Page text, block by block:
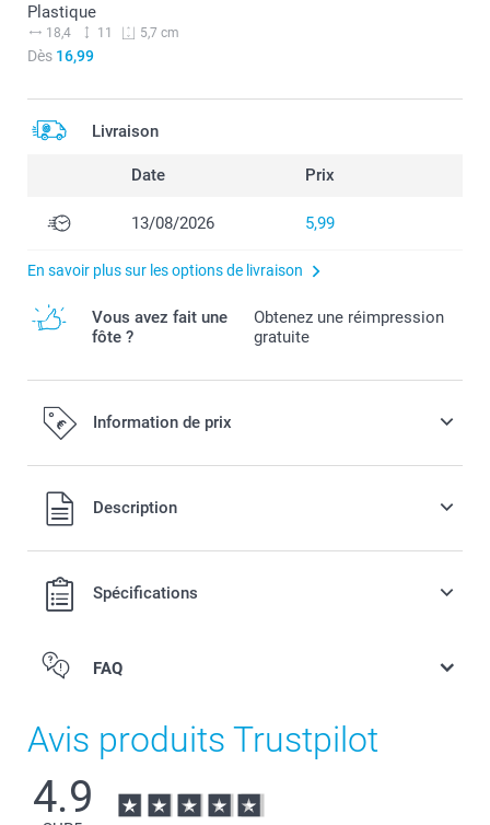
Plastique
18,4 11 5,7 cm
Dès 16,99
Livraison
Date Prix
13/08/2026 5,99
En savoir plus sur les options de livraison
Vous avez fait une
fôte ?
Obtenez une réimpression
gratuite
Information de prix
Tous les prix sont en EURO (€), TVA incluse et hors frais de
port.
Description
Spécifications
FAQ
Lunch box avec couvercle en bambou : le contenant de
Avis produits Trustpilot
4.9